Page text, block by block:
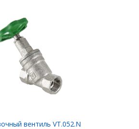
вентиль VT.052.N